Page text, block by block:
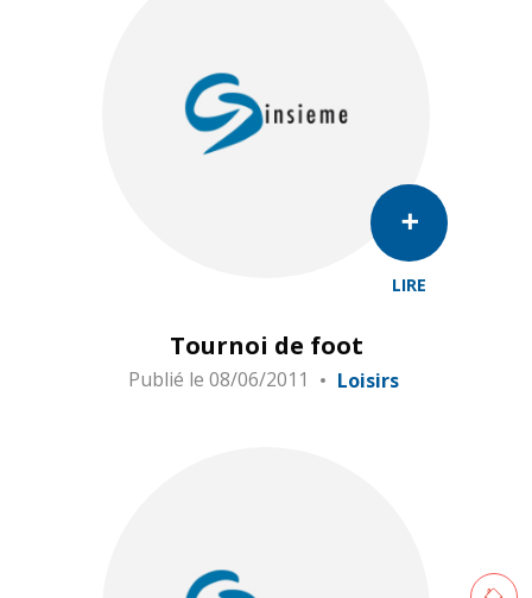
LIRE
Tournoi de foot
Publié le 08/06/2011 Loisirs